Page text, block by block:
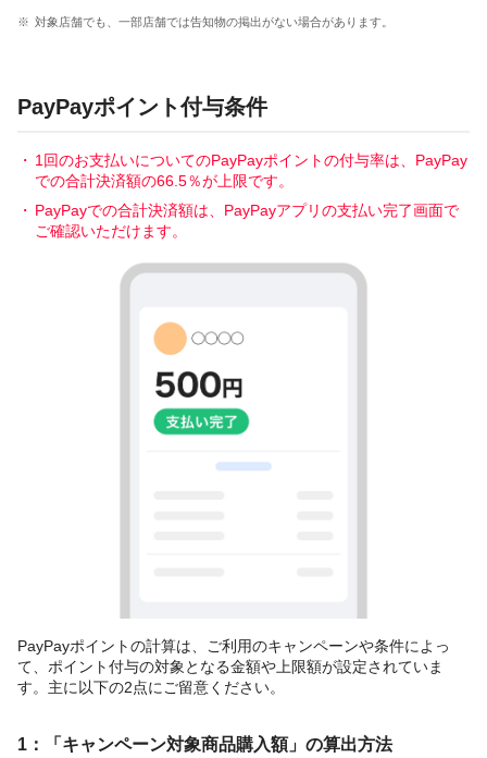
対象店舗でも、一部店舗では告知物の掲出がない場合があります。
PayPayポイント付与条件
1回のお支払いについてのPayPayポイントの付与率は、PayPay
での合計決済額の66.5％が上限です。
PayPayでの合計決済額は、PayPayアプリの支払い完了画面で
ご確認いただけます。
PayPayポイントの計算は、ご利用のキャンペーンや条件によっ
て、ポイント付与の対象となる金額や上限額が設定されていま
す。主に以下の2点にご留意ください。
1：「キャンペーン対象商品購入額」の算出方法